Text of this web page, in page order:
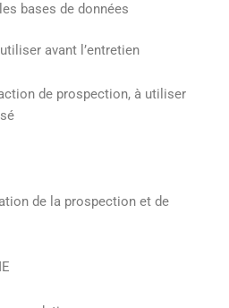
bases de données
avant l’entretien
de prospection, à utiliser
de la prospection et de